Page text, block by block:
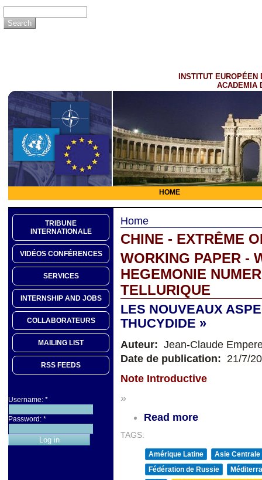
INSTITUT EUROPÉEN
ACADEMIA
HOME
TRIBUNE
INTERNATIONALE
VIDÉOS CONFÉRENCES
SERVICES
INTERNSHIP AND JOBS
COLLABORATEURS
MAILING LIST
RSS FEEDS
Username: *
Password: *
Home
CHINE - EXTRÊME
WORKING PAPER -
HEGEMONIE
TELLURIQUE
LES NOUVEAUX
THUCYDIDE »
Auteur: Jean-Claude
Date de publication: 21/7/
Note Introductive
»
Read more
TAGS:
Amérique Latine
Asie Centrale
Fédération de Russie